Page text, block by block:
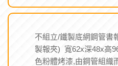
不組立/鐵製底網鋼管書
製報夾) 寬62x深48x高
色粉體烤漆,由鋼管組織